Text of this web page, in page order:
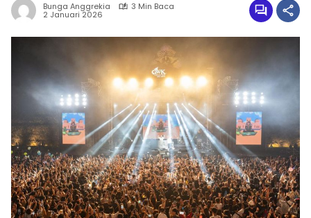
Bunga Anggrekia 3 Min Baca
2 Januari 2026